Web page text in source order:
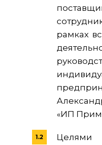
рамках
«ИП